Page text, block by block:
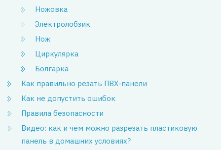
Ножовка
Электролобзик
Нож
Циркулярка
Болгарка
Как правильно резать ПВХ-панели
Как не допустить ошибок
Правила безопасности
Видео: как и чем можно разрезать пластиковую
панель в домашних условиях?